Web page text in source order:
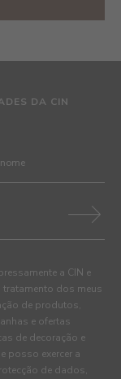
DA CIN
a CIN e
dos meus
de produtos,
e ofertas
de decoração e
posso exercer a
de dados,